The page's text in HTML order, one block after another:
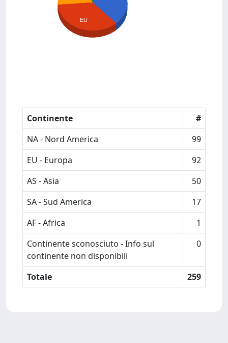
EU
Continente
#
NA - Nord America
99
EU - Europa
92
AS - Asia
50
SA - Sud America
17
AF - Africa
1
Continente sconosciuto - Info sul
continente non disponibili
0
Totale 259